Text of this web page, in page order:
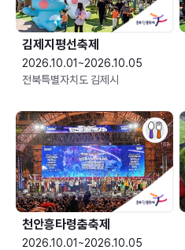
김제지평선축제
2026.10.01~2026.10.05
전북특별자치도 김제시
천안흥타령춤축제
2026.10.01~2026.10.05